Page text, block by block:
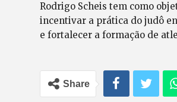
Rodrigo Scheis tem como
incentivar a prática do judô
e fortalecer a formação de
Share